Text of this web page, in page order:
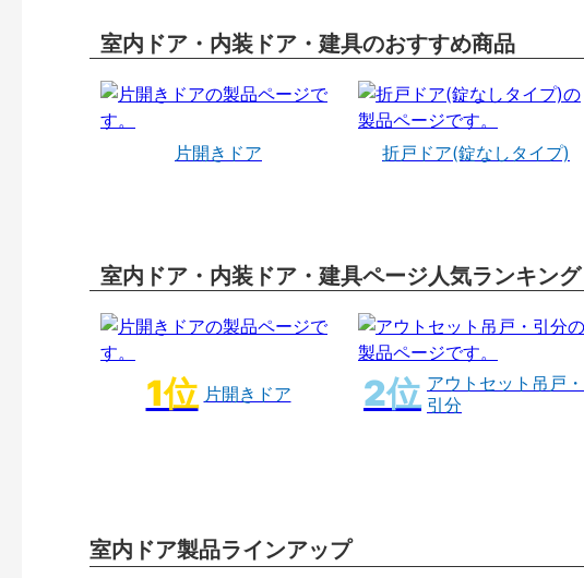
室内ドア・内装ドア・建具のおすすめ商品
片開きドア 折戸ドア(錠なしタイプ)
室内ドア・内装ドア・建具ページ人気ランキング
片開きドア
アウトセット吊戸・
引分
室内ドア製品ラインアップ